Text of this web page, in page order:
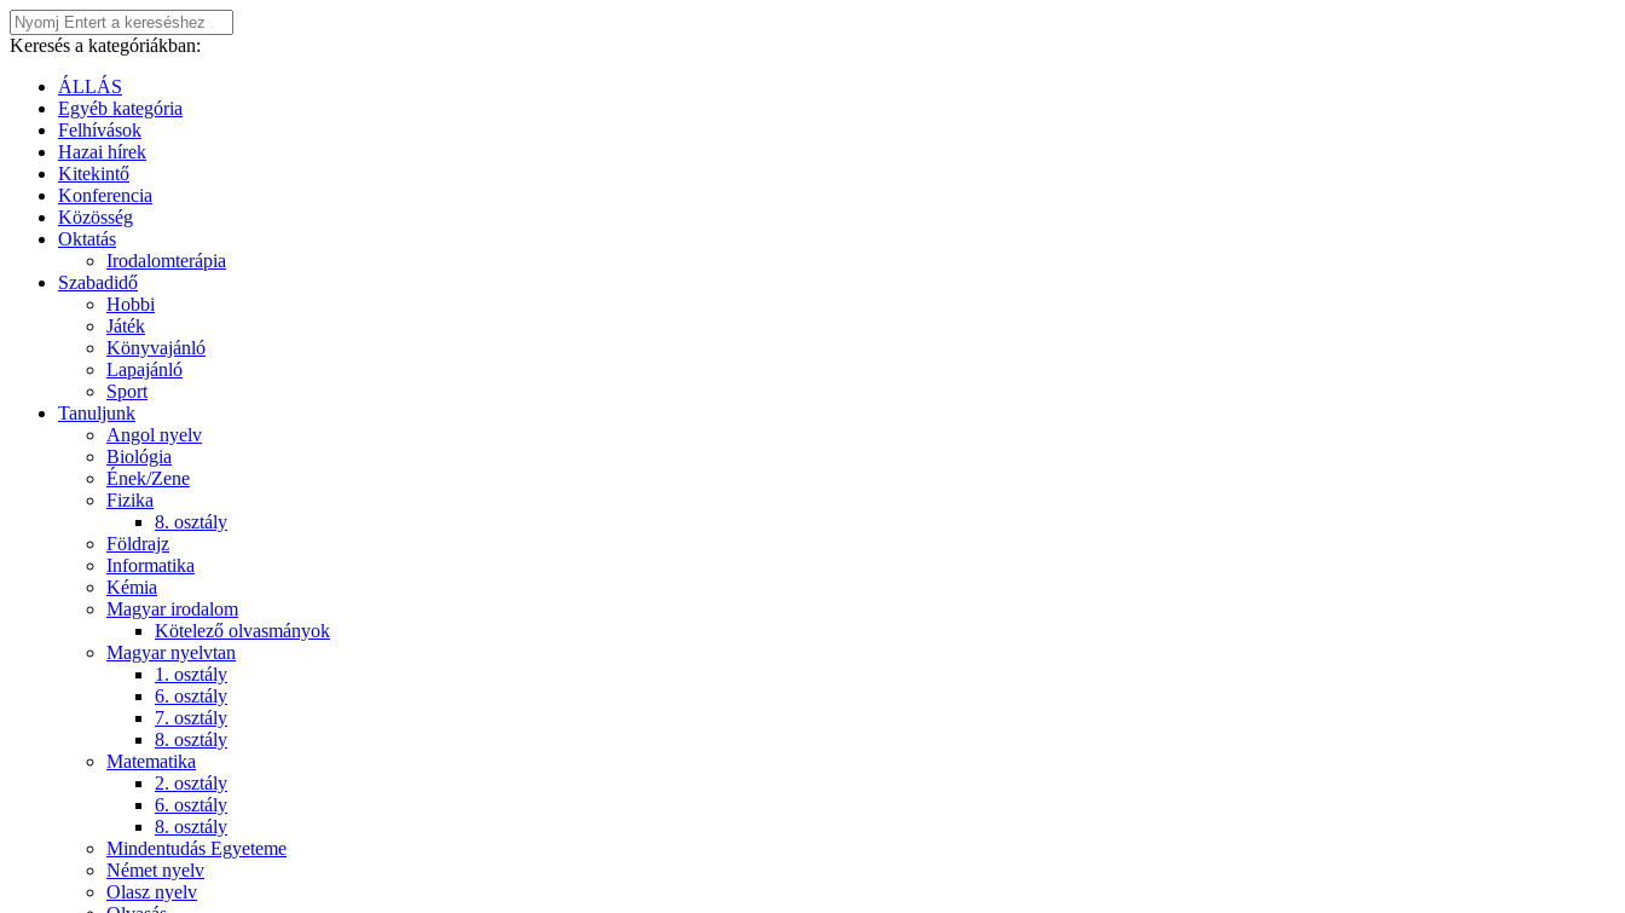
Keresés a kategóriákban:
ÁLLÁS
Egyéb kategória
Felhívások
Hazai hírek
Kitekintő
Konferencia
Közösség
Oktatás
Irodalomterápia
Szabadidő
Hobbi
Játék
Könyvajánló
Lapajánló
Sport
Tanuljunk
Angol nyelv
Biológia
Ének/Zene
Fizika
8. osztály
Földrajz
Informatika
Kémia
Magyar irodalom
Kötelező olvasmányok
Magyar nyelvtan
1. osztály
6. osztály
7. osztály
8. osztály
Matematika
2. osztály
6. osztály
8. osztály
Mindentudás Egyeteme
Német nyelv
Olasz nyelv